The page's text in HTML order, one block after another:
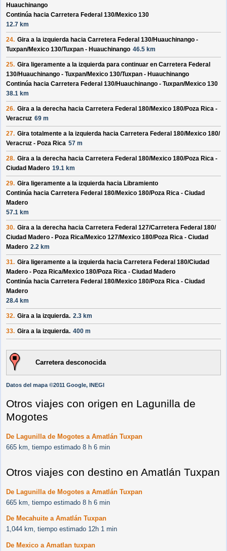
Huauchinango
Continúa hacia Carretera Federal 130/Mexico 130
12.7 km
24. Gira a la izquierda hacia Carretera Federal 130/Huauchinango -
Tuxpan/Mexico 130/Tuxpan - Huauchinango 46.5 km
25. Gira ligeramente a la izquierda para continuar en Carretera Federal
130/Huauchinango - Tuxpan/Mexico 130/Tuxpan - Huauchinango
Continúa hacia Carretera Federal 130/Huauchinango - Tuxpan/Mexico 130
38.1 km
26. Gira a la derecha hacia Carretera Federal 180/Mexico 180/Poza Rica -
Veracruz 69 m
27. Gira totalmente a la izquierda hacia Carretera Federal 180/Mexico 180/
Veracruz - Poza Rica 57 m
28. Gira a la derecha hacia Carretera Federal 180/Mexico 180/Poza Rica -
Ciudad Madero 19.1 km
29. Gira ligeramente a la izquierda hacia Libramiento
Continúa hacia Carretera Federal 180/Mexico 180/Poza Rica - Ciudad
Madero
57.1 km
30. Gira a la derecha hacia Carretera Federal 127/Carretera Federal 180/
Ciudad Madero - Poza Rica/Mexico 127/Mexico 180/Poza Rica - Ciudad
Madero 2.2 km
31. Gira ligeramente a la izquierda hacia Carretera Federal 180/Ciudad
Madero - Poza Rica/Mexico 180/Poza Rica - Ciudad Madero
Continúa hacia Carretera Federal 180/Mexico 180/Poza Rica - Ciudad
Madero
28.4 km
32. Gira a la izquierda. 2.3 km
33. Gira a la izquierda. 400 m
Carretera desconocida
Datos del mapa ©2011 Google, INEGI
Otros viajes con origen en Lagunilla de
Mogotes
De Lagunilla de Mogotes a Amatlán Tuxpan
665 km, tiempo estimado 8 h 6 min
Otros viajes con destino en Amatlán Tuxpan
De Lagunilla de Mogotes a Amatlán Tuxpan
665 km, tiempo estimado 8 h 6 min
De Mecahuite a Amatlán Tuxpan
1,044 km, tiempo estimado 12h 1 min
De Mexico a Amatlan tuxpan